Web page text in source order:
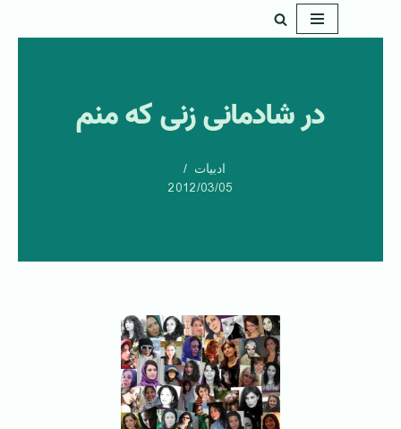
در شادمانی زنی که منم
ادبیات
2012/03/05